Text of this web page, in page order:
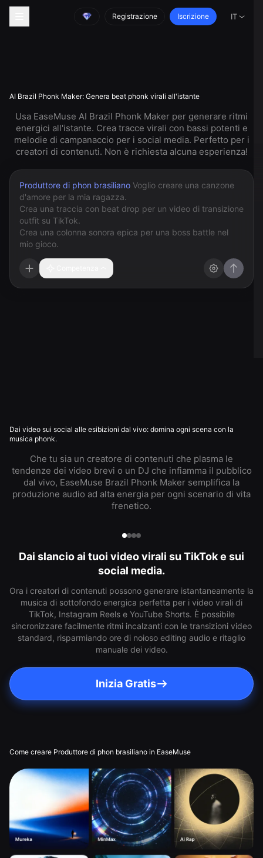
Registrazione Iscrizione IT
AI Brazil Phonk Maker: Genera beat phonk virali all'istante
Usa EaseMuse AI Brazil Phonk Maker per generare ritmi
energici all'istante. Crea tracce virali con bassi potenti e
melodie di campanaccio per i social media. Perfetto per i
creatori di contenuti. Non è richiesta alcuna esperienza!
Produttore di phon brasiliano
Dai video sui social alle esibizioni dal vivo: domina ogni scena con la
musica phonk.
Che tu sia un creatore di contenuti che plasma le
tendenze dei video brevi o un DJ che infiamma il pubblico
dal vivo, EaseMuse Brazil Phonk Maker semplifica la
produzione audio ad alta energia per ogni scenario di vita
frenetico.
Dai slancio ai tuoi video virali su TikTok e sui
social media.
Ora i creatori di contenuti possono generare istantaneamente la
musica di sottofondo energica perfetta per i video virali di
TikTok, Instagram Reels e YouTube Shorts. È possibile
sincronizzare facilmente ritmi incalzanti con le transizioni video
standard, risparmiando ore di noioso editing audio e ritaglio
manuale dei video.
Inizia Gratis
Come creare Produttore di phon brasiliano in EaseMuse